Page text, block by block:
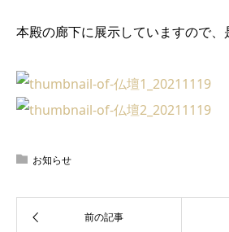
本殿の廊下に展示していますので、
お知らせ